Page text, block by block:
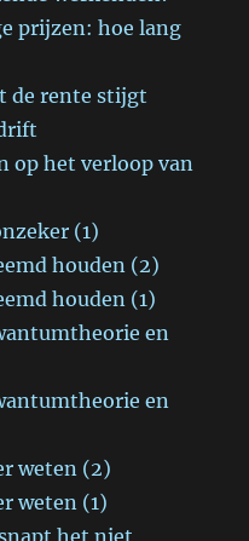
prijzen: hoe lang
de rente stijgt
op het verloop van
(1)
houden (2)
houden (1)
en
en
weten (2)
weten (1)
het niet